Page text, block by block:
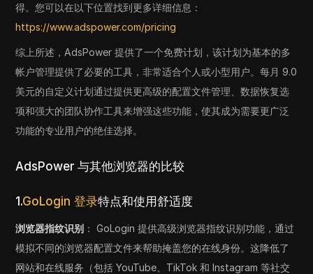
得。您可以在以下位置找到更多详细信息：
https://www.adspower.com/pricing
综上所述，AdsPower 提供了一个免费计划，该计划为基本的多
帐户管理提供了必要的工具，非常适合个人或小型用户。每月 9.0
美元的自定义计划通过提供更高级的配置文件管理、数据恢复选
项和强大的团队协作工具来增强这些功能，使其成为需要更广泛
功能的专业用户的绝佳选择。
AdsPower 与其他浏览器的比较
1.GoLogin 登录特点和使用舒适度
浏览器指纹识别 ： GoLogin 提供高级浏览器指纹识别功能，通过
模拟不同的浏览器配置文件来帮助掩盖您的在线身份。这降低了
网站和在线服务（包括 YouTube、TikTok 和 Instagram 等社交